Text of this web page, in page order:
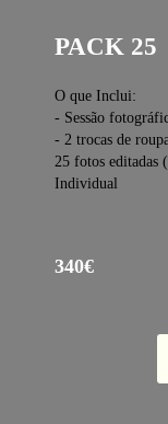
PACK 25
O que Inclui:
- Sessão
- 2 trocas de
25 fotos editadas
Individual
340€